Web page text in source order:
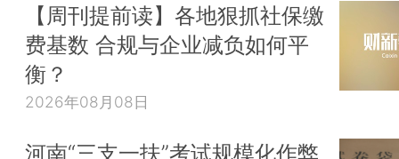
【周刊提前读】各地狠抓社保缴
费基数 合规与企业减负如何平
衡？
2026年08月08日
河南“三支一扶”考试规模化作弊